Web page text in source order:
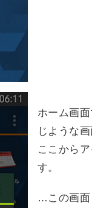
ホーム画
じような画
ここから
す。
…この画面